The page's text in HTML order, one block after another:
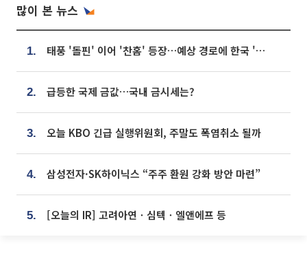
많이 본 뉴스
1. 태풍 '돌핀' 이어 '찬홈' 등장…예상 경로에 한국 '한숨'
2. 급등한 국제 금값…국내 금시세는?
3. 오늘 KBO 긴급 실행위원회, 주말도 폭염취소 될까
4. 삼성전자·SK하이닉스 “주주 환원 강화 방안 마련”
5. [오늘의 IR] 고려아연ㆍ심텍ㆍ엘앤에프 등